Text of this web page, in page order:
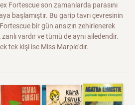
Fortescue son zamanlarda parasını
başlamıştır. Bu garip tavrı çevresinin
bir gün ansızın zehirlenerek
vardır ve tümü de aynı ailedendir.
tek kişi ise Miss Marple'dır.